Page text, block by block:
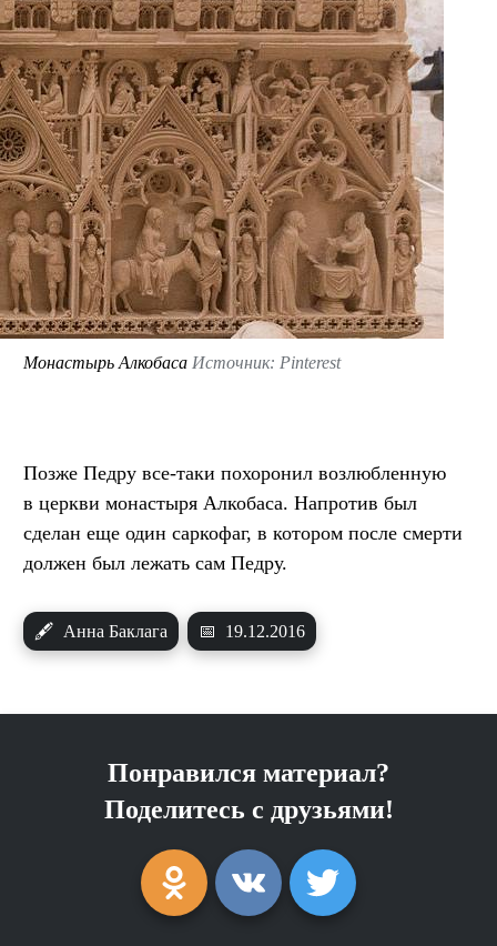
Монастырь Алкобаса Источник: Pinterest
Позже Педру все-таки похоронил возлюбленную
в церкви монастыря Алкобаса. Напротив был
сделан еще один саркофаг, в котором после смерти
должен был лежать сам Педру.
🖋 Анна Баклага 📅 19.12.2016
Понравился материал?
Поделитесь с друзьями!